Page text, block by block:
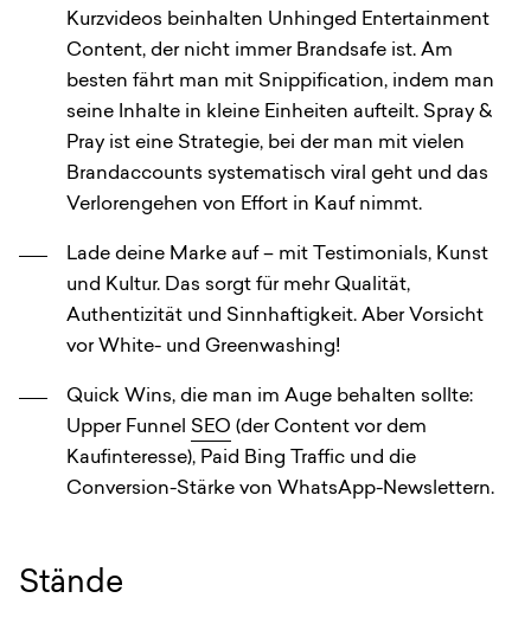
Kurzvideos beinhalten Unhinged Entertainment
Content, der nicht immer Brandsafe ist. Am
besten fährt man mit Snippification, indem man
seine Inhalte in kleine Einheiten aufteilt. Spray &
Pray ist eine Strategie, bei der man mit vielen
Brandaccounts systematisch viral geht und das
Verlorengehen von Effort in Kauf nimmt.
Lade deine Marke auf – mit Testimonials, Kunst
und Kultur. Das sorgt für mehr Qualität,
Authentizität und Sinnhaftigkeit. Aber Vorsicht
vor White- und Greenwashing!
Quick Wins, die man im Auge behalten sollte:
Upper Funnel SEO (der Content vor dem
Kaufinteresse), Paid Bing Traffic und die
Conversion-Stärke von WhatsApp-Newslettern.
Stände